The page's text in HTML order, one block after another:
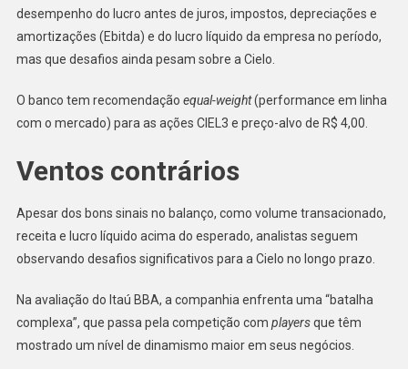
desempenho do lucro antes de juros, impostos, depreciações e
amortizações (Ebitda) e do lucro líquido da empresa no período,
mas que desafios ainda pesam sobre a Cielo.
O banco tem recomendação equal-weight(performance em linha
com o mercado) para as ações CIEL3 e preço-alvo de R$ 4,00.
Ventos contrários
Apesar dos bons sinais no balanço, como volume transacionado,
receita e lucro líquido acima do esperado, analistas seguem
observando desafios significativos para a Cielo no longo prazo.
Na avaliação do Itaú BBA, a companhia enfrenta uma “batalha
complexa”, que passa pela competição com playersque têm
mostrado um nível de dinamismo maior em seus negócios.